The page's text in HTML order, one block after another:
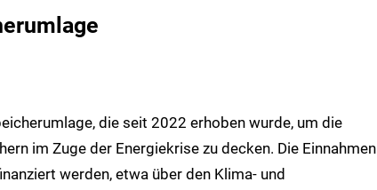
die seit 2022 erhoben wurde, um die
im Zuge der Energiekrise zu decken. Die Einnahmen
werden, etwa über den Klima‑ und